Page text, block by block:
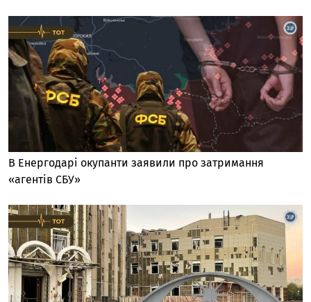
В Енергодарі окупанти заявили про затримання
«агентів СБУ»